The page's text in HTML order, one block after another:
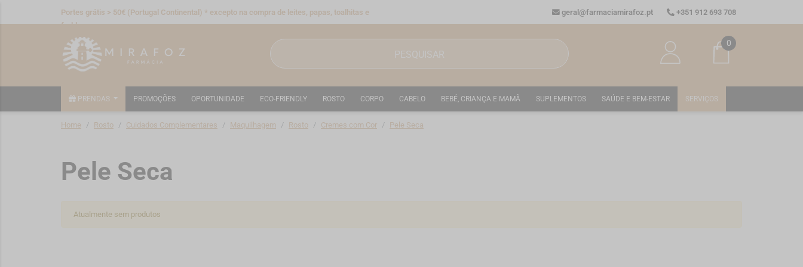
Portes grátis > 50€ (Portugal Continental) * excepto na compra de leites, papas, toalhitas e
fraldas
geral@farmaciamirafoz.pt +351 912 693 708
0
PRENDAS PROMOÇÕES OPORTUNIDADE ECO-FRIENDLY ROSTO CORPO CABELO BEBÉ, CRIANÇA E MAMÃ SUPLEMENTOS SAÚDE E BEM-ESTAR SERVIÇOS
Home Rosto Cuidados Complementares Maquilhagem Rosto Cremes com Cor Pele Seca
Pele Seca
Atualmente sem produtos